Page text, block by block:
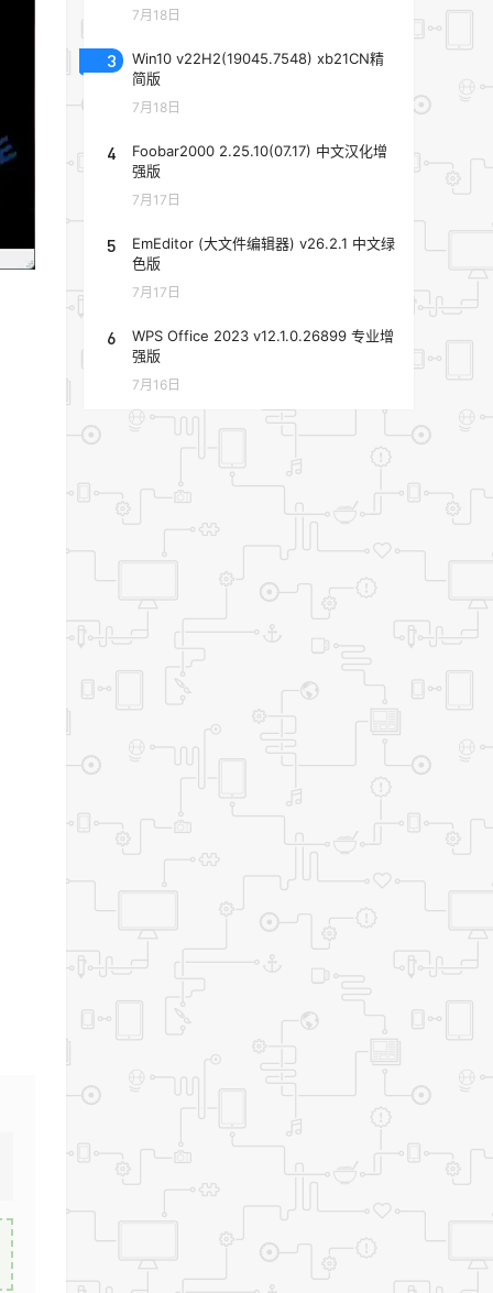
7月18日
3
Win10 v22H2(19045.7548) xb21CN精
简版
7月18日
4
Foobar2000 2.25.10(07.17) 中文汉化增
强版
7月17日
5
EmEditor (大文件编辑器) v26.2.1 中文绿
色版
7月17日
6
WPS Office 2023 v12.1.0.26899 专业增
强版
7月16日